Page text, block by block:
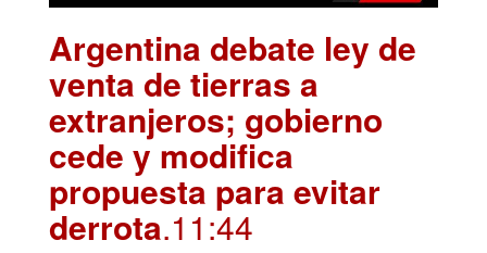
Argentina debate ley de
venta de tierras a
extranjeros; gobierno
cede y modifica
propuesta para evitar
derrota.11:44